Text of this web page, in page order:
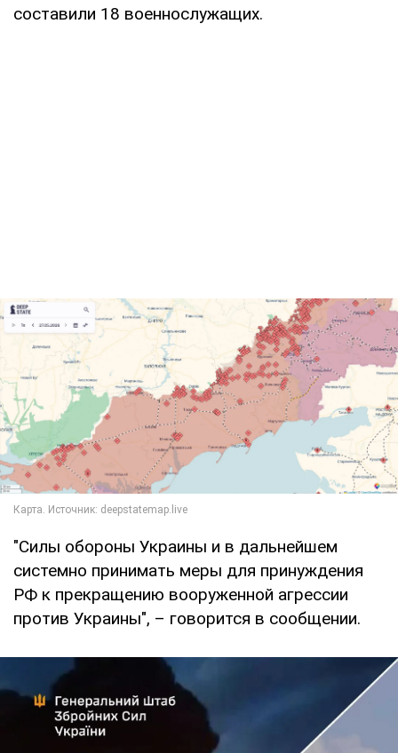
составили 18 военнослужащих.
"Силы обороны Украины и в дальнейшем
системно принимать меры для принуждения
РФ к прекращению вооруженной агрессии
против Украины", – говорится в сообщении.